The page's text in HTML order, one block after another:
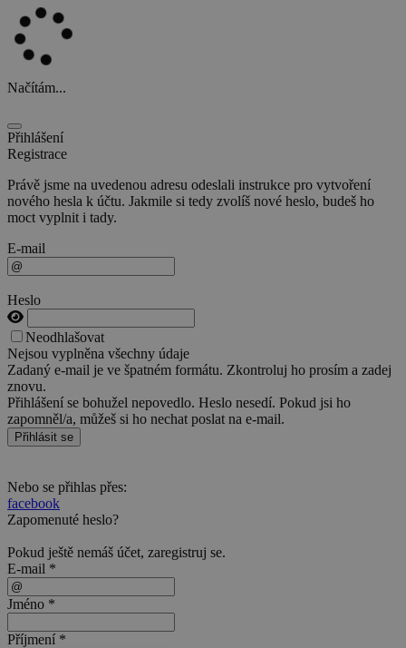
Načítám...
Přihlášení
Registrace
Právě jsme na uvedenou adresu odeslali instrukce pro vytvoření
nového hesla k účtu. Jakmile si tedy zvolíš nové heslo, budeš ho
moct vyplnit i tady.
E-mail
Heslo
Neodhlašovat
Nejsou vyplněna všechny údaje
Zadaný e-mail je ve špatném formátu. Zkontroluj ho prosím a zadej
znovu.
Přihlášení se bohužel nepovedlo. Heslo nesedí. Pokud jsi ho
zapomněl/a, můžeš si ho nechat poslat na e-mail.
Přihlásit se
Nebo se přihlas přes:
facebook
Zapomenuté heslo?
Pokud ještě nemáš účet, zaregistruj se.
E-mail *
Jméno *
Příjmení *